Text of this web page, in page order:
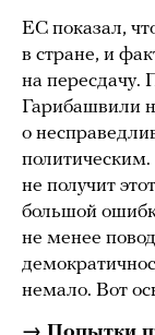
ЕС показал,
в стране, и
на
Гарибашвили
о
политическим.
не получит
большой
не менее
немало. Вот